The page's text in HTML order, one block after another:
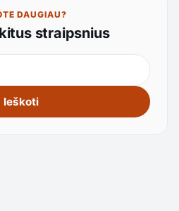
DAUGIAU?
straipsnius
Ieškoti